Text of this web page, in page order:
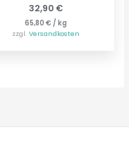
32,90 €
65,80€ /kg
zzgl.Versandkosten